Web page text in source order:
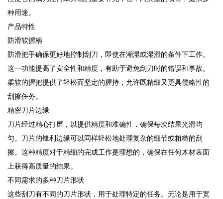
种用途。
产品特性
防滑软握柄
防滑把手确保更好地控制刮刀，即使在潮湿或湿滑的条件下工作。
这一功能提高了安全性和精度，有助于避免刮刀时的错误和事故。
柔软的握把提供了轻松而坚定的握持，允许既精细又更具侵略性的
刮擦任务。
精密刀片边缘
刀片经过精心打磨，以提供精度和准确性，确保每次结果光滑均
匀。刀片的锋利边缘可以同样轻松地处理复杂的细节或粗糙的刮
擦。这种精度对于精细的完成工作是理想的，确保在任何木材表面
上获得高质量的结果。
不同需求的多种刀片形状
这些刮刀有不同的刀片形状，用于处理特定的任务。无论是用于宽